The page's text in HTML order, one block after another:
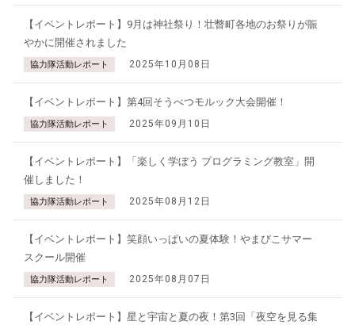
【イベントレポート】9月は神社祭り！壮瞥町各地のお祭りが賑
やかに開催されました
協力隊活動レポート 2025年10月08日
【イベントレポート】第4回そうべつモルック大会開催！
協力隊活動レポート 2025年09月10日
【イベントレポート】「楽しく学ぼう プログラミング教室」開
催しました！
協力隊活動レポート 2025年08月12日
【イベントレポート】笑顔いっぱいの夏体験！やまびこサマー
スクール開催
協力隊活動レポート 2025年08月07日
【イベントレポート】星と宇宙と夏の夜！第3回「夜空を見る集